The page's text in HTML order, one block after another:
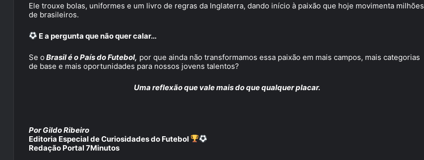
Ele trouxe bolas, uniformes e um livro de regras da Inglaterra, dando início à paixão que hoje movimenta milhões
de brasileiros.
E a pergunta que não quer calar…
Se o Brasil é o País do Futebol, por que ainda não transformamos essa paixão em mais campos, mais categorias
de base e mais oportunidades para nossos jovens talentos?
Uma reflexão que vale mais do que qualquer placar.
Por Gildo Ribeiro
Editoria Especial de Curiosidades do Futebol
Redação Portal 7Minutos